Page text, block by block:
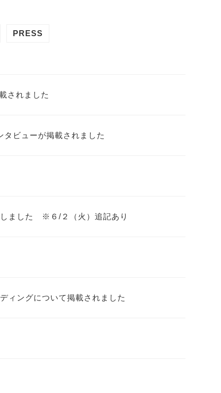
PRESS
されました
ビューが掲載されました
しました ※６/２（火）追記あり
ィングについて掲載されました